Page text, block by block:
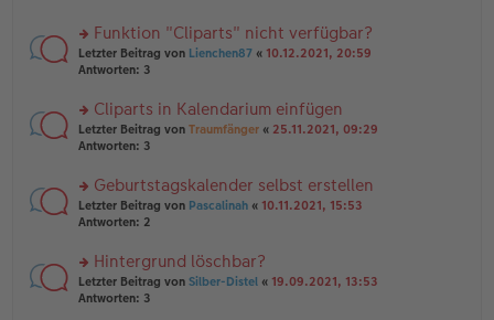
a
gB
ei
tr
g
n
g
el
e
n
er
tr
a
g
rs
te
n
g
el
e
n
er
tr
a
g
Funktion "Cliparts" nicht verfügbar?
Letzter Beitrag von Lienchen87 « 10.12.2021, 20:59
Antworten: 3
rs
te
n
g
el
e
n
er
Cliparts in Kalendarium einfügen
Letzter Beitrag von Traumfänger « 25.11.2021, 09:29
Antworten: 3
rs
te
n
g
el
Geburtstagskalender selbst erstellen
Letzter Beitrag von Pascalinah « 10.11.2021, 15:53
Antworten: 2
rs
te
Hintergrund löschbar?
Letzter Beitrag von Silber-Distel « 19.09.2021, 13:53
Antworten: 3